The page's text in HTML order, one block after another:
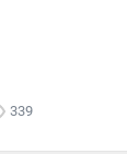
339